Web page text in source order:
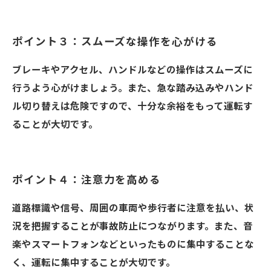
ポイント３：スムーズな操作を心がける
ブレーキやアクセル、ハンドルなどの操作はスムーズに
行うよう心がけましょう。また、急な踏み込みやハンド
ル切り替えは危険ですので、十分な余裕をもって運転す
ることが大切です。
ポイント４：注意力を高める
道路標識や信号、周囲の車両や歩行者に注意を払い、状
況を把握することが事故防止につながります。また、音
楽やスマートフォンなどといったものに集中することな
く、運転に集中することが大切です。